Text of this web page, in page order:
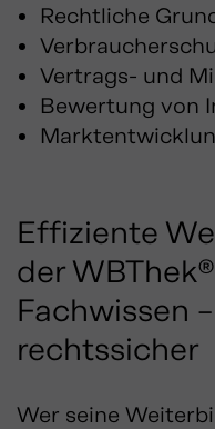
Rechtliche
Vertrags- und
Bewertung von
Effiziente
der
Fachwissen
rechtssicher
Wer seine